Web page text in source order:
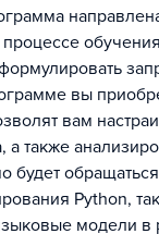
вы
вам
а также
будет
Python,
модели в